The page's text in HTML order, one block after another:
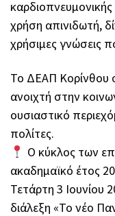
χρήση απινιδωτή,
χρήσιμες γνώσεις
Το ΔΕΑΠ Κορίνθου
ανοιχτή στην
ουσιαστικό
πολίτες.
Ο κύκλος των
ακαδημαϊκό έτος
Τετάρτη 3 Ιουνίου
διάλεξη «Το νέο